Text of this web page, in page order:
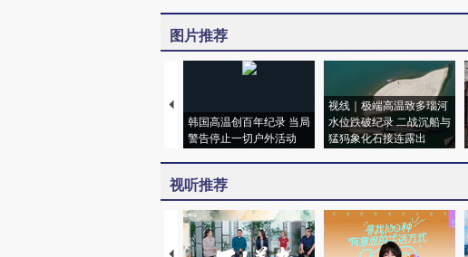
图片推荐
韩国高温创百年纪录 当局
警告停止一切户外活动
视线｜极端高温致多瑙河
水位跌破纪录 二战沉船与
猛犸象化石接连露出
视听推荐